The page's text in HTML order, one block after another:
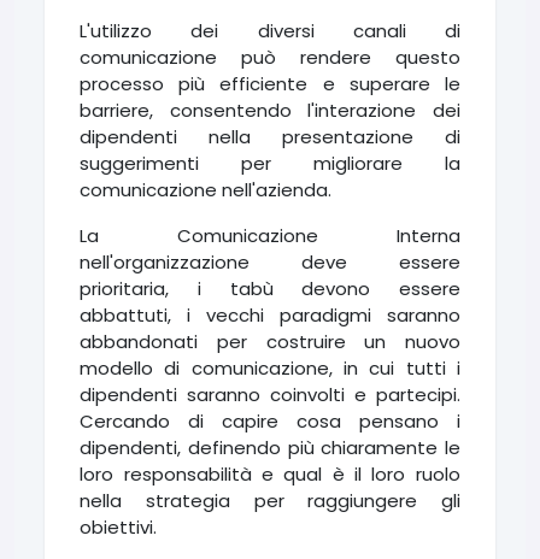
L'utilizzo dei diversi canali di
comunicazione può rendere questo
processo più efficiente e superare le
barriere, consentendo l'interazione dei
dipendenti nella presentazione di
suggerimenti per migliorare la
comunicazione nell'azienda.
La Comunicazione Interna
nell'organizzazione deve essere
prioritaria, i tabù devono essere
abbattuti, i vecchi paradigmi saranno
abbandonati per costruire un nuovo
modello di comunicazione, in cui tutti i
dipendenti saranno coinvolti e partecipi.
Cercando di capire cosa pensano i
dipendenti, definendo più chiaramente le
loro responsabilità e qual è il loro ruolo
nella strategia per raggiungere gli
obiettivi.